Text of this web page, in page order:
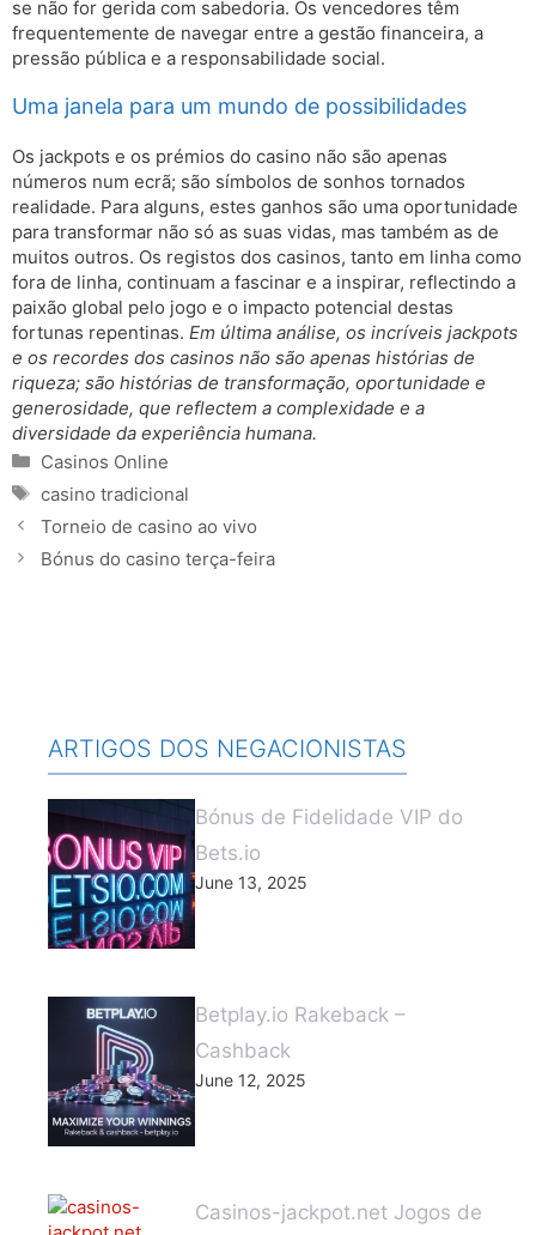
se não for gerida com sabedoria. Os vencedores têm
frequentemente de navegar entre a gestão financeira, a
pressão pública e a responsabilidade social.
Uma janela para um mundo de possibilidades
Os jackpots e os prémios do casino não são apenas
números num ecrã; são símbolos de sonhos tornados
realidade. Para alguns, estes ganhos são uma oportunidade
para transformar não só as suas vidas, mas também as de
muitos outros. Os registos dos casinos, tanto em linha como
fora de linha, continuam a fascinar e a inspirar, reflectindo a
paixão global pelo jogo e o impacto potencial destas
fortunas repentinas. Em última análise, os incríveis jackpots
e os recordes dos casinos não são apenas histórias de
riqueza; são histórias de transformação, oportunidade e
generosidade, que reflectem a complexidade e a
diversidade da experiência humana.
Categories
Casinos Online
Tags
casino tradicional
Torneio de casino ao vivo
Bónus do casino terça-feira
ARTIGOS DOS NEGACIONISTAS
Bónus de Fidelidade VIP do
Bets.io
June 13, 2025
Betplay.io Rakeback –
Cashback
June 12, 2025
Casinos-jackpot.net Jogos de